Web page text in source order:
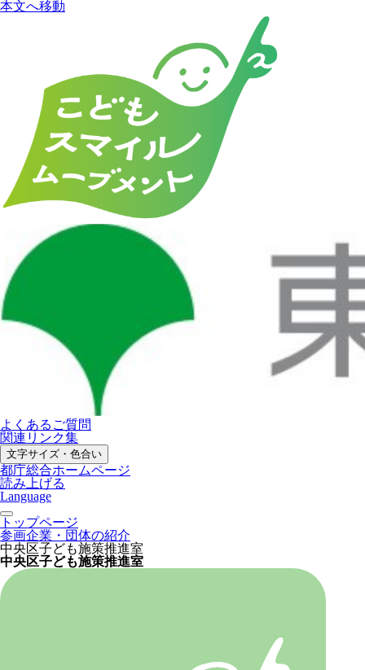
本文へ移動
よくあるご質問
関連リンク集
文字サイズ・色合い
都庁総合ホームページ
読み上げる
Language
トップページ
参画企業・団体の紹介
中央区子ども施策推進室
中央区子ども施策推進室